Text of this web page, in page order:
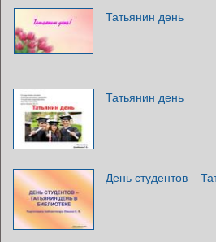
Татьянин день
Татьянин день
День студентов –